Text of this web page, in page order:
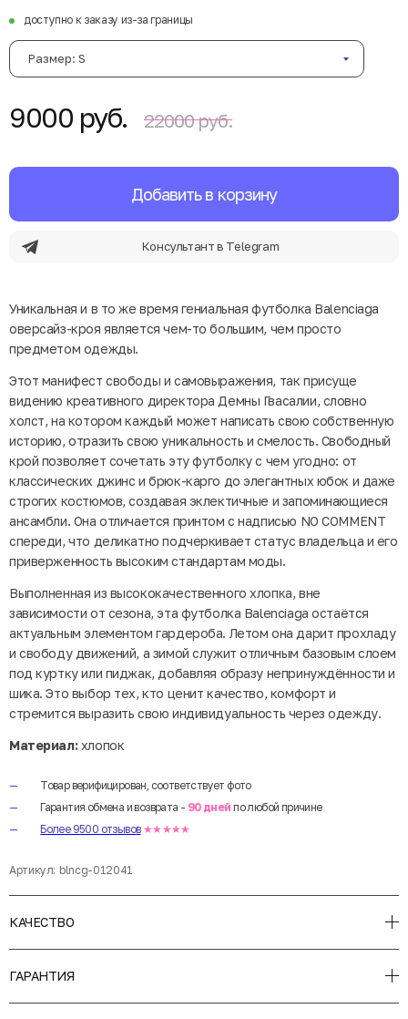
доступно к заказу из-за границы
Размер: S
9000 руб. 22000 руб.
Добавить в корзину
Консультант в Telegram
Уникальная и в то же время гениальная футболка Balenciaga
оверсайз-кроя является чем-то большим, чем просто
предметом одежды.
Этот манифест свободы и самовыражения, так присуще
видению креативного директора Демны Гвасалии, словно
холст, на котором каждый может написать свою собственную
историю, отразить свою уникальность и смелость. Свободный
крой позволяет сочетать эту футболку с чем угодно: от
классических джинс и брюк-карго до элегантных юбок и даже
строгих костюмов, создавая эклектичные и запоминающиеся
ансамбли. Она отличается принтом с надписью NO COMMENT
спереди, что деликатно подчеркивает статус владельца и его
приверженность высоким стандартам моды.
Выполненная из высококачественного хлопка, вне
зависимости от сезона, эта футболка Balenciaga остаётся
актуальным элементом гардероба. Летом она дарит прохладу
и свободу движений, а зимой служит отличным базовым слоем
под куртку или пиджак, добавляя образу непринуждённости и
шика. Это выбор тех, кто ценит качество, комфорт и
стремится выразить свою индивидуальность через одежду.
Материал:хлопок
Товар верифицирован, соответствует фото
Гарантия обмена и возврата - 90 дней по любой причине
Более 9500 отзывов ★★★★★
Артикул: blncg-012041
КАЧЕСТВО
ГАРАНТИЯ